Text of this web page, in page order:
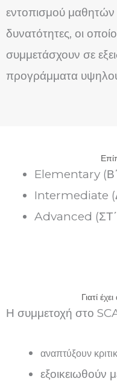
εντοπισμού μαθητών
δυνατότητες, οι
συμμετάσχουν σε
προγράμματα
Elementary
Intermediate
Advanced (ΣΤ΄
Γιατί
Η συμμετοχή στο
αναπτύξουν
εξοικειωθούν